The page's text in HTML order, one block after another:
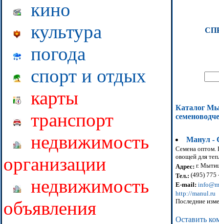
кино
культура
погода
спорт и отдых
карты
транспорт
недвижимость
организации
недвижимость
объявления
Каталог
Манул -
Семена оптом.
овощей для
Адрес: г.
Тел.: (495) 775
E-mail:
http://manul.ru
Последние
Оставить